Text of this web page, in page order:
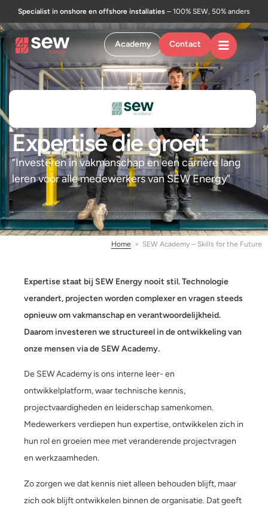
Specialist in onshore en offshore installaties – 100% SEW, 50% anders
Academy Contact
Expertise die groeit
“Investeren in vakmanschap en een carrière lang
leren voor alle medewerkers van SEW Energy”
Home > SEW Academy – Skills for the Future
Expertise staat bij SEW Energy nooit stil. Technologie
verandert, projecten worden complexer en vragen steeds
opnieuw om vakmanschap en verantwoordelijkheid.
Daarom investeren we structureel in de ontwikkeling van
onze mensen via de SEW Academy.
De SEW Academy is ons interne leer- en
ontwikkelplatform, waar technische kennis,
projectvaardigheden en leiderschap samenkomen.
Medewerkers verdiepen hun expertise, ontwikkelen zich in
hun rol en groeien mee met veranderende projectvragen
en werkzaamheden.
Zo zorgen we dat kennis niet alleen behouden blijft, maar
zich ook blijft ontwikkelen binnen de organisatie. Dat geeft